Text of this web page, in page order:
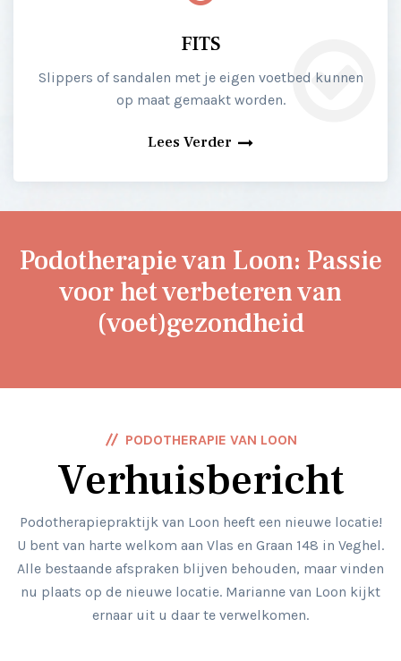
FITS
Slippers of sandalen met je eigen voetbed kunnen
op maat gemaakt worden.
Lees Verder
Podotherapie van Loon: Passie
voor het verbeteren van
(voet)gezondheid
PODOTHERAPIE VAN LOON
Verhuisbericht
Podotherapiepraktijk van Loon heeft een nieuwe locatie!
U bent van harte welkom aan Vlas en Graan 148 in Veghel.
Alle bestaande afspraken blijven behouden, maar vinden
nu plaats op de nieuwe locatie. Marianne van Loon kijkt
ernaar uit u daar te verwelkomen.